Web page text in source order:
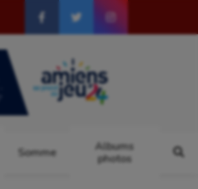
Somme
Albums
photos